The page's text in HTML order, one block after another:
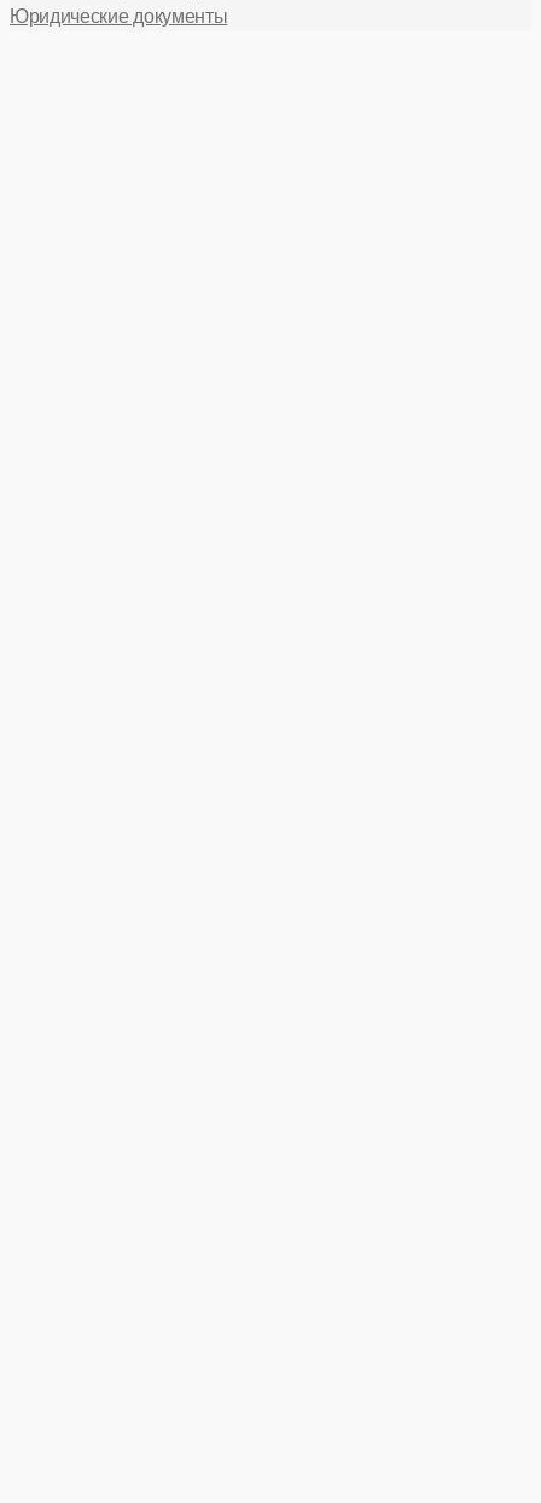
Юридические документы